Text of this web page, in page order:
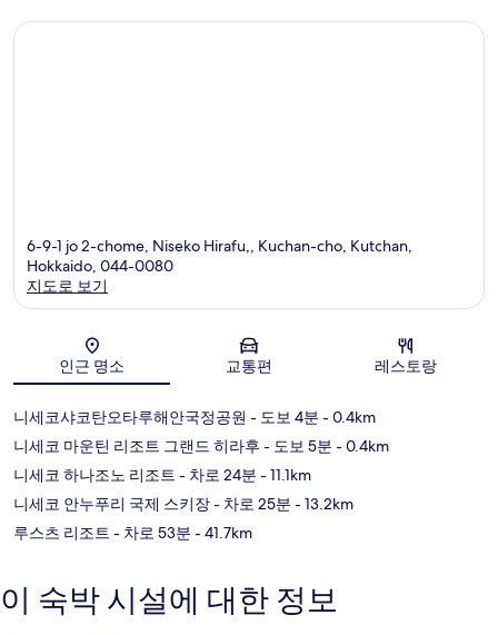
6-9-1 jo 2-chome, Niseko Hirafu,, Kuchan-cho, Kutchan,
Hokkaido, 044-0080
지도로 보기
인근 명소 교통편 레스토랑
니세코샤코탄오타루해안국정공원 - 도보 4분 - 0.4km
니세코 마운틴 리조트 그랜드 히라후 - 도보 5분 - 0.4km
니세코 하나조노 리조트 - 차로 24분 - 11.1km
니세코 안누푸리 국제 스키장- 차로 25분 - 13.2km
루스츠 리조트 - 차로 53분 - 41.7km
이 숙박 시설에 대한 정보